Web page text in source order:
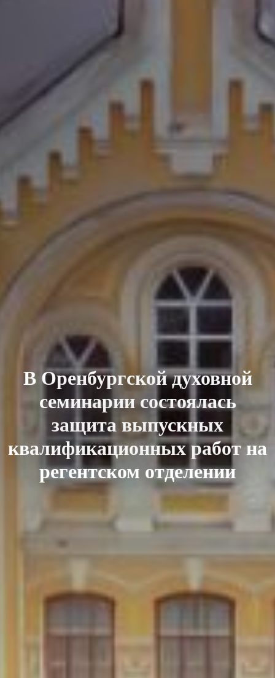
В Оренбургской духовной
семинарии состоялась
защита выпускных
квалификационных работ на
регентском отделении